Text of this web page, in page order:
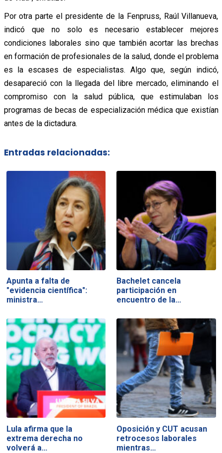
Por otra parte el presidente de la Fenpruss, Raúl Villanueva,
indicó que no solo es necesario establecer mejores
condiciones laborales sino que también acortar las brechas
en formación de profesionales de la salud, donde el problema
es la escases de especialistas. Algo que, según indicó,
desapareció con la llegada del libre mercado, eliminando el
compromiso con la salud pública, que estimulaban los
programas de becas de especialización médica que existían
antes de la dictadura.
Entradas relacionadas:
Apunta a falta de
"evidencia científica":
ministra…
Bachelet cancela
participación en
encuentro de la…
Lula afirma que la
extrema derecha no
volverá a…
Oposición y CUT acusan
retrocesos laborales
mientras…